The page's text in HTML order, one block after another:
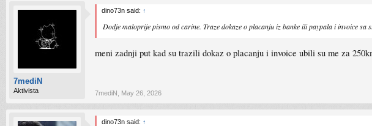
7mediN
Aktivista
dino73n said: ↑
Dodje maloprije pismo od carine. Traze dokaze o placanju iz banke ili paypala i invoice sa
meni zadnji put kad su trazili dokaz o placanju i invoice ubili su me za
7mediN May 26, 2026
dino73n said: ↑